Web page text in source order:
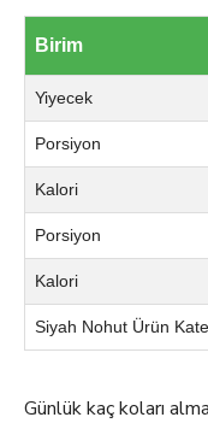
Birim
Yiyecek
Porsiyon
Kalori
Porsiyon
Kalori
Siyah Nohut Ürün
Günlük kaç koları